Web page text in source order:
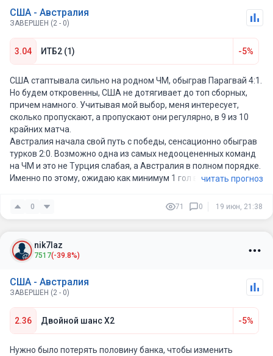
США - Австралия
ЗАВЕРШЕН (2 - 0)
3.04 ИТБ2 (1) -5%
США стаптывала сильно на родном ЧМ, обыграв Парагвай 4:1.
Но будем откровенны, США не дотягивает до топ сборных,
причем намного. Учитывая мой выбор, меня интересует,
сколько пропускают, а пропускают они регулярно, в 9 из 10
крайних матча.
Австралия начала свой путь с победы, сенсационно обыграв
турков 2:0. Возможно одна из самых недооцененных команд
на ЧМ и это не Турция слабая, а Австралия в полном порядке.
Именно по этому, ожидаю как минимум 1 гол в воротачитать прогноз
0 71 0 19 июн, 21:38
nik7laz
7517(-39.8%)
США - Австралия
ЗАВЕРШЕН (2 - 0)
2.36 Двойной шанс X2 -5%
Нужно было потерять половину банка, чтобы изменить